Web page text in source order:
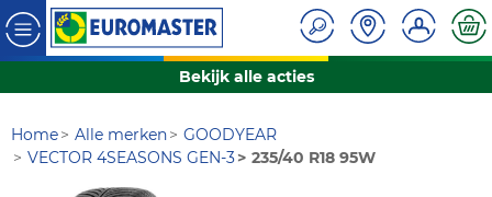
Bekijk alle acties
Home Alle merken
GOODYEAR
VECTOR 4SEASONS GEN-3
235/40 R18 95W